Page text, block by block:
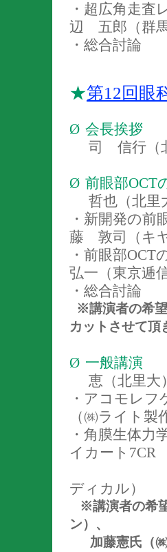
・超広角走査
辺 五郎（群
・ 総合討論
★第12回眼
Ø 会長挨拶
司 信行（
Ø 前眼部OCT
哲也（北里
・新開発の前
藤 敦司（キ
・前眼部OCT
弘一（東京逓
・総合討論
※講演者の希
カット させて頂
Ø 一般講演
恵（北里大
・アコモレフ
（㈱ライト製
・角膜生体
イカート 7CR
ディカル）
※講演者の希
ン）、
加藤憲氏（